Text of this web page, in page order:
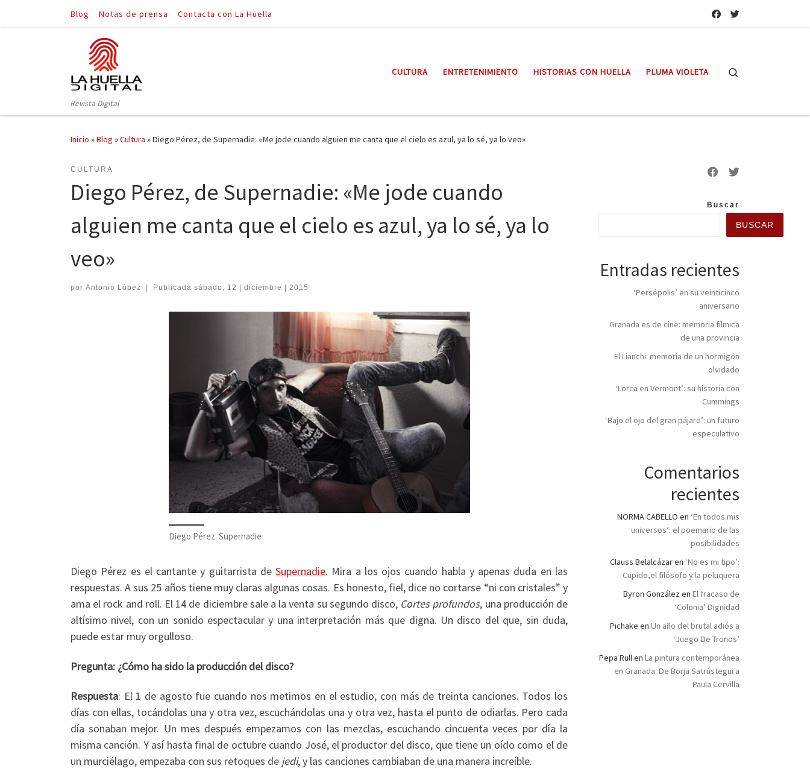
Saltar al contenido
Blog Notas de prensa Contacta con La Huella
Revista Digital
CULTURA ENTRETENIMIENTO HISTORIAS CON HUELLA PLUMA VIOLETA
Inicio »Blog »Cultura »Diego Pérez, de Supernadie: «Me jode cuando alguien me canta que el cielo es azul, ya lo sé, ya lo veo»
CULTURA
Diego Pérez, de Supernadie: «Me jode cuando
alguien me canta que el cielo es azul, ya lo sé, ya lo
veo»
por Antonio López Publicada sábado, 12 | diciembre | 2015
Diego Pérez. Supernadie
Diego Pérez es el cantante y guitarrista deSupernadie. Mira a los ojos cuando habla y apenas duda en las
respuestas. A sus 25 años tiene muy claras algunas cosas. Es honesto, fiel, dice no cortarse “ni con cristales” y
ama el rock and roll. El 14 de diciembre sale a la venta su segundo disco, Cortes profundos, una producción de
altísimo nivel, con un sonido espectacular y una interpretación más que digna. Un disco del que, sin duda,
puede estar muy orgulloso.
Pregunta: ¿Cómo ha sido la producción del disco?
Respuesta: El 1 de agosto fue cuando nos metimos en el estudio, con más de treinta canciones. Todos los
días con ellas, tocándolas una y otra vez, escuchándolas una y otra vez, hasta el punto de odiarlas. Pero cada
día sonaban mejor. Un mes después empezamos con las mezclas, escuchando cincuenta veces por día la
misma canción. Y así hasta final de octubre cuando José, el productor del disco, que tiene un oído como el de
un murciélago, empezaba con sus retoques de jedi, y las canciones cambiaban de una manera increíble.
Buscar
BUSCAR
Entradas recientes
‘Persépolis’ en su veinticinco
aniversario
Granada es de cine: memoria fílmica
de una provincia
El Lianchi: memoria de un hormigón
olvidado
‘Lorca en Vermont’: su historia con
Cummings
‘Bajo el ojo del gran pájaro’: un futuro
especulativo
Comentarios
recientes
NORMA CABELLO en ‘En todos mis
universos’: el poemario de las
posibilidades
Clauss Belalcázaren ‘No es mi tipo’:
Cupido,el filósofo y la peluquera
Byron González en El fracaso de
‘Colonia’ Dignidad
Pichake en Un año del brutal adiós a
‘Juego De Tronos’
Pepa Rullen La pintura contemporánea
en Granada: De Borja Satrústegui a
Paula Cervilla